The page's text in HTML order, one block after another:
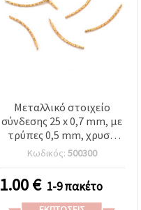
Μεταλλικό στοιχείο
σύνδεσης 25 x 0,7 mm, με
τρύπες 0,5 mm, χρυσό
χρώμα – 20 τεμ.
Κωδικός: 500300
1.00€ 1-9 πακέτο